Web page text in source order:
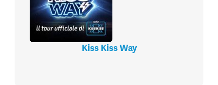
Kiss Kiss Way